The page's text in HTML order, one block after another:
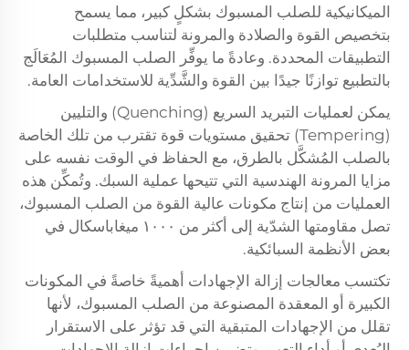
الميكانيكية للصلب المسبوك بشكلٍ كبير، مما يسمح
بتخصيص القوة والصلادة والمرونة لتناسب متطلبات
التطبيقات المحددة. وعادةً ما يوفِّر الصلب المسبوك المُعَالَج
بالتطبيع توازنًا جيدًا بين القوة والشَّدِّية للاستخدامات العامة.
يمكن لعمليات التبريد السريع (Quenching) والتليين
(Tempering) تحقيق مستويات قوة تقترب من تلك الخاصة
بالصلب المُشكَّل بالطرق، مع الحفاظ في الوقت نفسه على
مزايا المرونة الهندسية التي تتيحها عملية السبك. وتُمكِّن هذه
العمليات من إنتاج مكونات عالية القوة من الصلب المسبوك،
تصل مقاومتها الشدّية إلى أكثر من ١٠٠٠ ميغاباسكال في
بعض الأنظمة السبائكية.
تكتسب معالجات إزالة الإجهادات أهميةً خاصةً في المكونات
الكبيرة أو المعقدة المصنوعة من الصلب المسبوك، لأنها
تقلل من الإجهادات المتبقية التي قد تؤثر على الاستقرار